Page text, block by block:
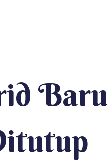
Baru